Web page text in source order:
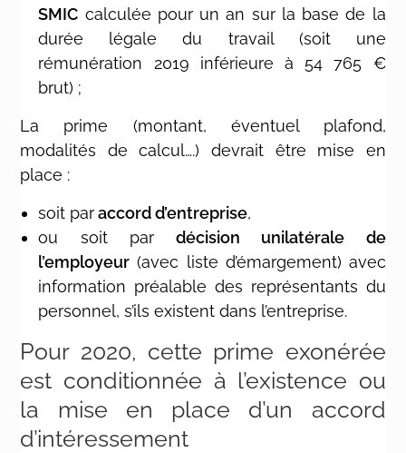
SMIC calculée pour un an sur la base de la
durée légale du travail (soit une
rémunération 2019 inférieure à 54 765 €
brut) ;
La prime (montant, éventuel plafond,
modalités de calcul….) devrait être mise en
place :
soit paraccord d’entreprise,
ou soit pardécision unilatérale de
l’employeur (avec liste d’émargement) avec
information préalable des représentants du
personnel, s’ils existent dans l’entreprise.
Pour 2020, cette prime exonérée
est conditionnée à l’existence ou
la mise en place d’un accord
d’intéressement